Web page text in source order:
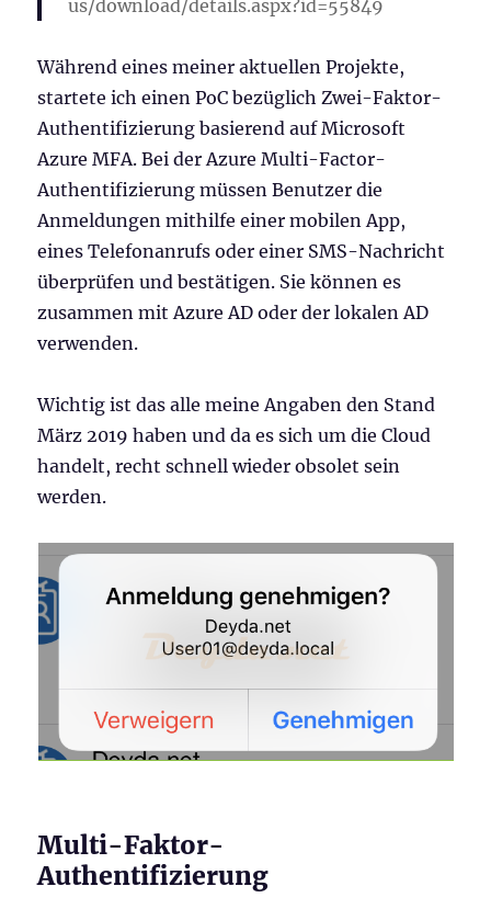
us/download/details.aspx?id=55849
Während eines meiner aktuellen Projekte,
startete ich einen PoC bezüglich Zwei-Faktor-
Authentifizierung basierend auf Microsoft
Azure MFA. Bei der Azure Multi-Factor-
Authentifizierung müssen Benutzer die
Anmeldungen mithilfe einer mobilen App,
eines Telefonanrufs oder einer SMS-Nachricht
überprüfen und bestätigen. Sie können es
zusammen mit Azure AD oder der lokalen AD
verwenden.
Wichtig ist das alle meine Angaben den Stand
März 2019 haben und da es sich um die Cloud
handelt, recht schnell wieder obsolet sein
werden.
Multi-Faktor-
Authentifizierung